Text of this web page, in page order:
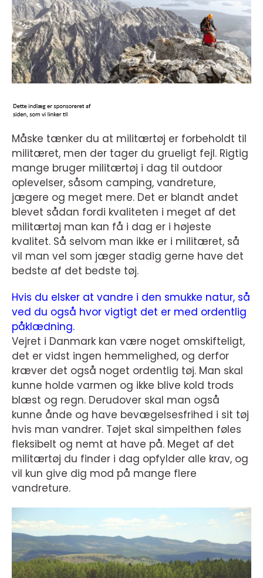
Måske tænker du at militærtøj er forbeholdt til
militæret, men der tager du grueligt fejl. Rigtig
mange bruger militærtøj i dag til outdoor
oplevelser, såsom camping, vandreture,
jægere og meget mere. Det er blandt andet
blevet sådan fordi kvaliteten i meget af det
militærtøj man kan få i dag er i højeste
kvalitet. Så selvom man ikke er i militæret, så
vil man vel som jæger stadig gerne have det
bedste af det bedste tøj.
Hvis du elsker at vandre i den smukke natur, så
ved du også hvor vigtigt det er med ordentlig
påklædning.
Vejret i Danmark kan være noget omskifteligt,
det er vidst ingen hemmelighed, og derfor
kræver det også noget ordentlig tøj. Man skal
kunne holde varmen og ikke blive kold trods
blæst og regn. Derudover skal man også
kunne ånde og have bevægelsesfrihed i sit tøj
hvis man vandrer. Tøjet skal simpelthen føles
fleksibelt og nemt at have på. Meget af det
militærtøj du finder i dag opfylder alle krav, og
vil kun give dig mod på mange flere
vandreture.